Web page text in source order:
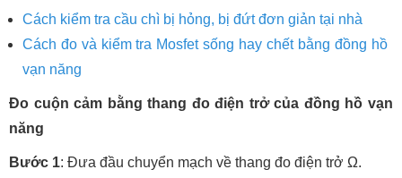
Cách kiểm tra cầu chì bị hỏng, bị đứt đơn giản tại nhà
Cách đo và kiểm tra Mosfet sống hay chết bằng đồng hồ
vạn năng
Đo cuộn cảm bằng thang đo điện trở của đồng hồ vạn
năng
Bước 1: Đưa đầu chuyển mạch về thang đo điện trở Ω.